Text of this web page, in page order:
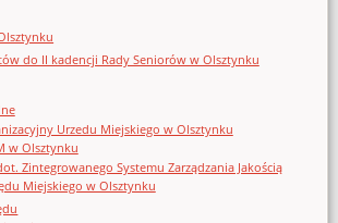
do II kadencji Rady Seniorów w Olsztynku
Urzedu Miejskiego w Olsztynku
w Olsztynku
Zintegrowanego Systemu Zarządzania Jakością
Miejskiego w Olsztynku